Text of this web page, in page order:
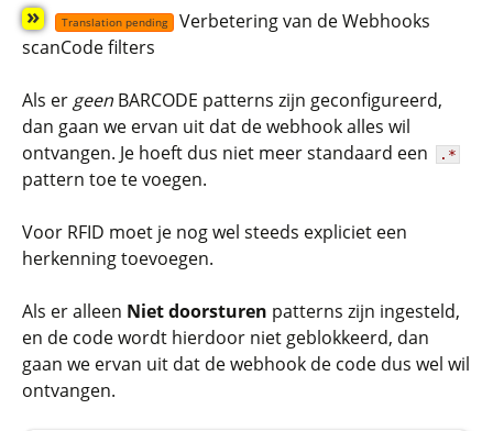
» Translation pending
Verbetering van de Webhooks
scanCode filters
Als er geen BARCODE patterns zijn geconfigureerd,
dan gaan we ervan uit dat de webhook alles wil
ontvangen. Je hoeft dus niet meer standaard een
.*
pattern toe te voegen.
Voor RFID moet je nog wel steeds expliciet een
herkenning toevoegen.
Als er alleen Niet doorsturen patterns zijn ingesteld,
en de code wordt hierdoor niet geblokkeerd, dan
gaan we ervan uit dat de webhook de code dus wel wil
ontvangen.